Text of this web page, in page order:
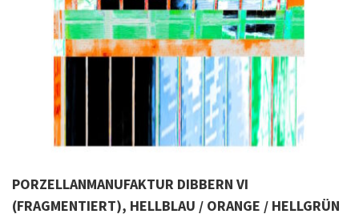
PORZELLANMANUFAKTUR DIBBERN VI
(FRAGMENTIERT), HELLBLAU / ORANGE / HELLGRÜN